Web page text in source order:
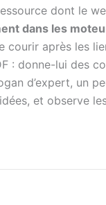
dont le
dans les
courir après les
: donne-lui des
d’expert, un
et observe